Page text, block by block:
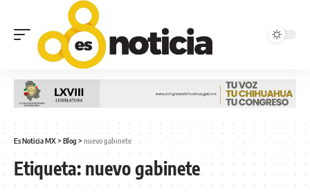
Es Noticia MX> Blog > nuevo gabinete
Etiqueta: nuevo gabinete